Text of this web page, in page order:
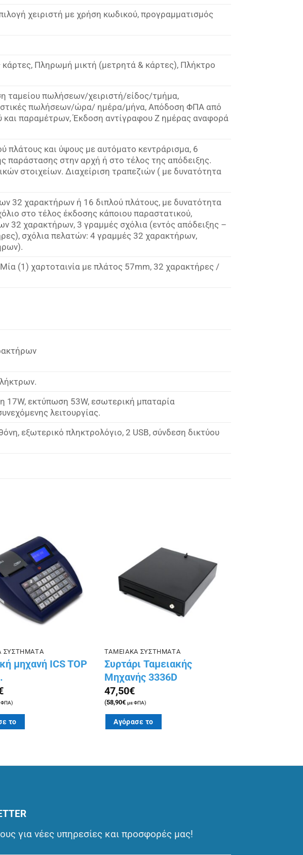
χειριστή με χρήση κωδικού, προγραμματισμός
Πληρωμή μικτή (μετρητά & κάρτες), Πλήκτρο
πωλήσεων/χειριστή/είδος/τμήμα,
πωλήσεων/ώρα/ ημέρα/μήνα, Απόδοση ΦΠΑ από
παραμέτρων, Έκδοση αντίγραφου Ζ ημέρας αναφορά
πλάτους και ύψους με αυτόματο κεντράρισμα, 6
παράστασης στην αρχή ή στο τέλος της απόδειξης.
στοιχείων. Διαχείριση τραπεζιών ( με δυνατότητα
32 χαρακτήρων ή 16 διπλού πλάτους, με δυνατότητα
στο τέλος έκδοσης κάποιου παραστατικού,
32 χαρακτήρων, 3 γραμμές σχόλια (εντός απόδειξης –
σχόλια πελατών: 4 γραμμές 32 χαρακτήρων,
(1) χαρτοταινία με πλάτος 57mm, 32 χαρακτήρες /
εκτύπωση 53W, εσωτερική μπαταρία
λειτουργίας.
εξωτερικό πληκτρολόγιο, 2 USB, σύνδεση δικτύου
Πρόσθήκη
στην λίστα
επιθυμιών
ΣΥΣΤΗΜΑΤΑ
μηχανή ICS TOP
ΦΠΑ)
το
στην λίστα
επιθυμιών
ΤΑΜΕΙΑΚΑ ΣΥΣΤΗΜΑΤΑ
Συρτάρι Ταμειακής
Μηχανής 3336D
47,50€
(58,90€ με ΦΠΑ)
Αγόρασε το
για νέες υπηρεσίες και προσφορές μας!